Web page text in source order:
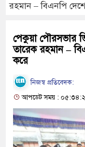
রহমান – বিএনপি
পেকুয়া পৌরসভার
তারেক রহমান –
করে
নিজস্ব প্রতিবেদক:
আপডেট সময় :